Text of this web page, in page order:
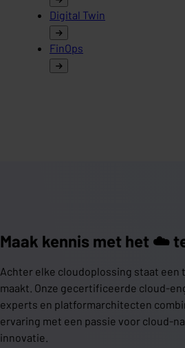
Digital Twin
FinOps
Maak kennis met het ☁️
Achter elke cloudoplossing staat een
maakt. Onze gecertificeerde cloud-
experts en platformarchitecten
ervaring met een passie voor cloud-
innovatie.